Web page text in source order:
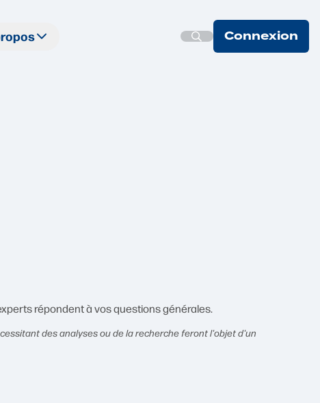
Connexion
répondent à vos questions générales.
des analyses ou de la recherche feront l'objet d'un